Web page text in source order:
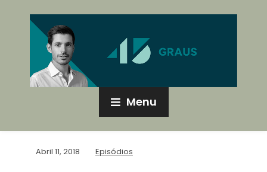
Menu
Abril 11, 2018 Episódios